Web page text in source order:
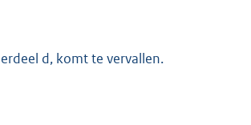
d, komt te vervallen.